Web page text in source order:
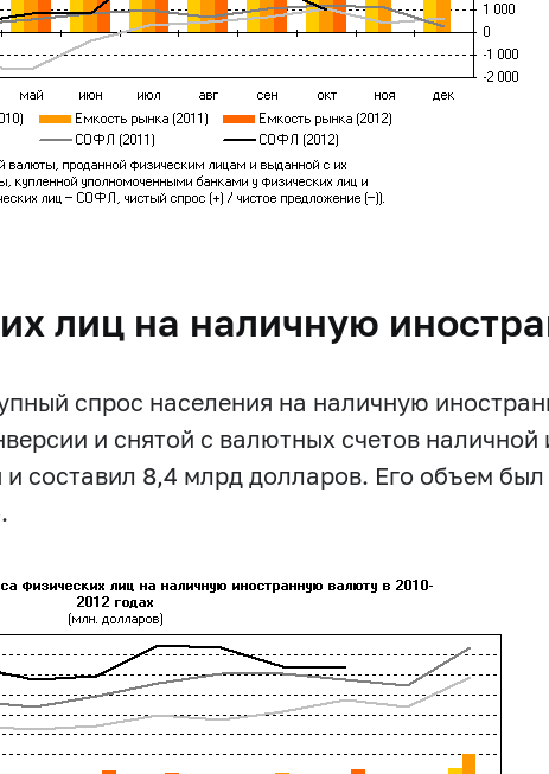
лиц на наличную
спрос населения на наличную
и снятой с валютных счетов
составил 8,4 млрд долларов. Его объем